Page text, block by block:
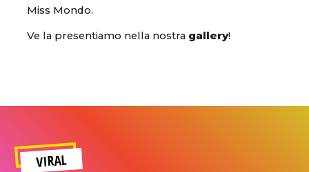
Miss Mondo.
Ve la presentiamo nella nostra gallery!
VIRAL